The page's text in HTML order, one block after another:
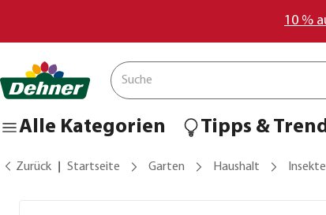
10 %
Alle Kategorien Tipps &
Zurück Startseite Garten Haushalt